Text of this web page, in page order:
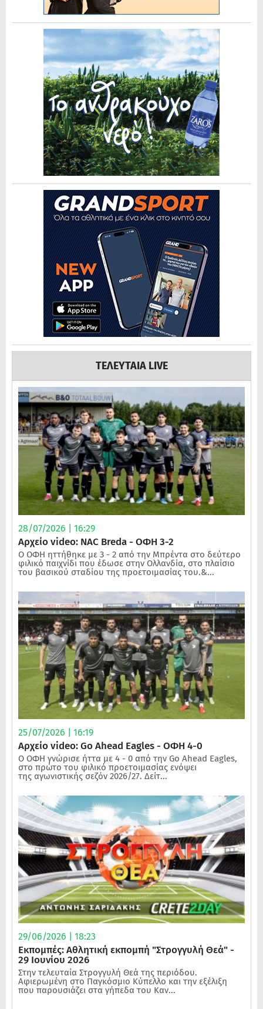
ΤΕΛΕΥΤΑΙΑ LIVE
28/07/2026 | 16:29
Αρχείο video: NAC Breda - ΟΦΗ 3-2
Ο ΟΦΗ ηττήθηκε με 3 - 2 από την Μπρέντα στο δεύτερο
φιλικό παιχνίδι που έδωσε στην Ολλανδία, στο πλαίσιο
του βασικού σταδίου της προετοιμασίας του.&...
25/07/2026 | 16:19
Αρχείο video: Go Ahead Eagles - ΟΦΗ 4-0
Ο ΟΦΗ γνώρισε ήττα με 4 - 0 από την Go Ahead Eagles,
στο πρώτο του φιλικό προετοιμασίας ενόψει
της αγωνιστικής σεζόν 2026/27. Δείτ...
29/06/2026 | 18:23
Εκπομπές: Αθλητική εκπομπή "Στρογγυλή Θεά" -
29 Ιουνίου 2026
Στην τελευταία Στρογγυλή Θεά της περιόδου.
Αφιερωμένη στο Παγκόσμιο Κύπελλο και την εξέλιξη
που παρουσιάζει στα γήπεδα του Καν...